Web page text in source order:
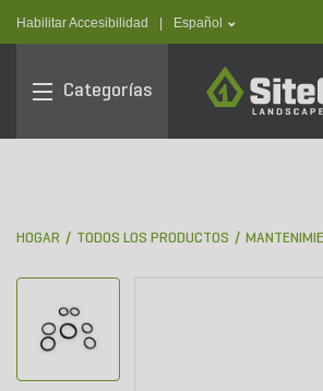
Habilitar Accesibilidad text.language
Español
Categorías
SiteOne
HOGAR TODOS LOS PRODUCTOS